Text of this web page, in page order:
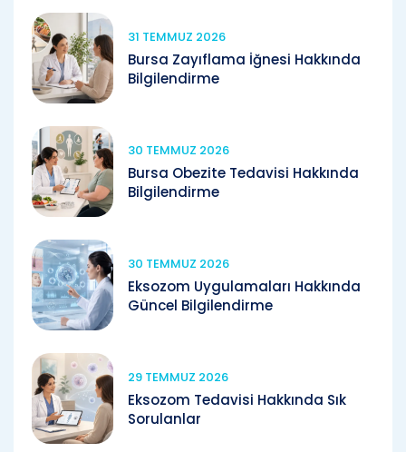
31 TEMMUZ 2026
Bursa Zayıflama İğnesi Hakkında
Bilgilendirme
30 TEMMUZ 2026
Bursa Obezite Tedavisi Hakkında
Bilgilendirme
30 TEMMUZ 2026
Eksozom Uygulamaları Hakkında
Güncel Bilgilendirme
29 TEMMUZ 2026
Eksozom Tedavisi Hakkında Sık
Sorulanlar